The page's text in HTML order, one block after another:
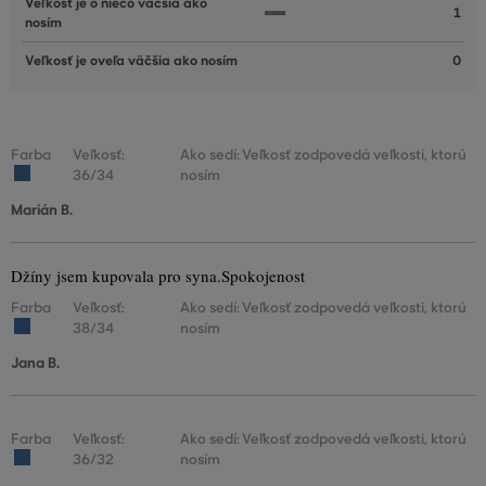
Veľkosť je o niečo väčšia ako
nosím
1
Veľkosť je oveľa väčšia ako nosím 0
Farba
Veľkosť:
36/34
Ako sedí: Veľkosť zodpovedá veľkosti, ktorú
nosím
Marián B.
Džíny jsem kupovala pro syna.Spokojenost
Farba
Veľkosť:
38/34
Ako sedí: Veľkosť zodpovedá veľkosti, ktorú
nosím
Jana B.
Farba
Veľkosť:
36/32
Ako sedí: Veľkosť zodpovedá veľkosti, ktorú
nosím